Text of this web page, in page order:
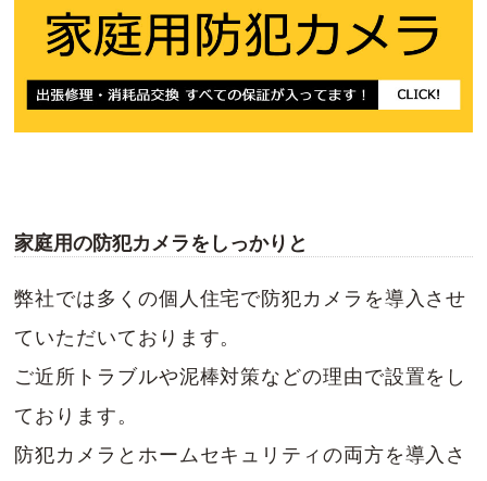
家庭用の防犯カメラをしっかりと
弊社では多くの個人住宅で防犯カメラを導入させ
ていただいております。
ご近所トラブルや泥棒対策などの理由で設置をし
ております。
防犯カメラとホームセキュリティの両方を導入さ